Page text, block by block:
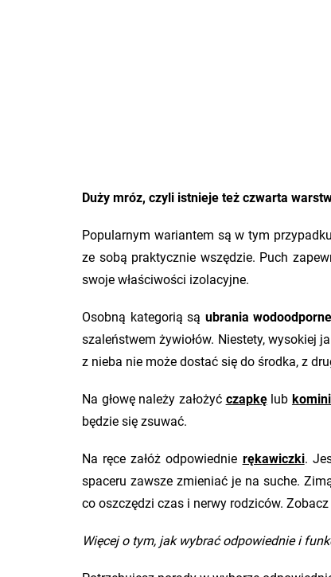
Duży mróz, czyli istnieje też czwarta
Popularnym wariantem są w tym przypadku
ze sobą praktycznie wszędzie. Puch
swoje właściwości izolacyjne.
Osobną kategorią są ubrania wodoodporne
szaleństwem żywiołów. Niestety, wysokiej
z nieba nie może dostać się do środka, z
Na głowę należy założyć czapkęlub
będzie się zsuwać.
Na ręce załóż odpowiednie rękawiczki.
spaceru zawsze zmieniać je na suche.
co oszczędzi czas i nerwy rodziców.
Więcej o tym, jak wybrać odpowiednie i